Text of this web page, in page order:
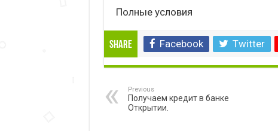
Полные условия
Share Facebook Twitter
Previous
Получаем кредит в банке
Открытии.